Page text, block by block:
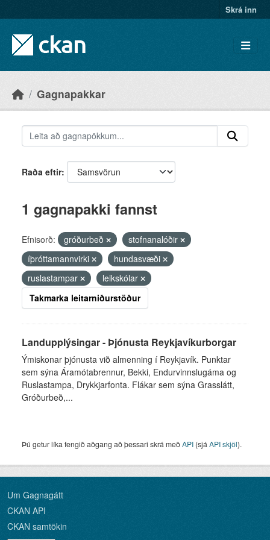
Skrá inn
Gagnapakkar
Raða eftir
1 gagnapakki fannst
Efnisorð: gróðurbeð
stofnanalóðir
íþróttamannvirki
hundasvæði
ruslastampar
leikskólar
Takmarka leitarniðurstöður
Landupplýsingar - Þjónusta Reykjavíkurborgar
Ýmiskonar þjónusta við almenning í Reykjavík. Punktar
sem sýna Áramótabrennur, Bekki, Endurvinnslugáma og
Ruslastampa, Drykkjarfonta. Flákar sem sýna Grasslátt,
Gróðurbeð,...
Þú getur líka fengið aðgang að þessari skrá meðAPI (sjá API skjöl).
Um Gagnagátt
CKAN API
CKAN samtökin